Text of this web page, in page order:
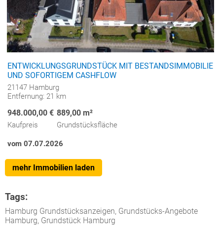
ENTWICKLUNGSGRUNDSTÜCK MIT BESTANDSIMMOBILIE
UND SOFORTIGEM CASHFLOW
21147 Hamburg
Entfernung: 21 km
948.000,00 €
Kaufpreis
889,00 m²
Grundstücksfläche
vom 07.07.2026
mehr Immobilien laden
Tags:
Hamburg Grundstücksanzeigen, Grundstücks-Angebote
Hamburg, Grundstück Hamburg